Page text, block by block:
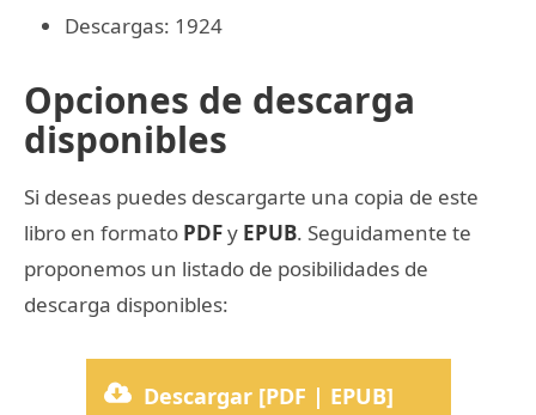
Descargas: 1924
Opciones de descarga
disponibles
Si deseas puedes descargarte una copia de este
libro en formato PDFy EPUB. Seguidamente te
proponemos un listado de posibilidades de
descarga disponibles:
Descargar [PDF | EPUB]